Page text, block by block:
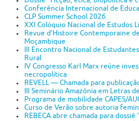
Conferência Internacional de
CLP Summer School 2026
XXI Colóquio Nacional de Estudos
Revue d'Histoire Contemporaine
Moçambique
III Encontro Nacional de
Rural
IV Congresso Karl Marx reúne
necropolítica
REVELL — Chamada para
III Seminário Amazônia em Letras
Programa de mobilidade CAPES/
Curso de Verão sobre autoria
REBECA abre chamada para